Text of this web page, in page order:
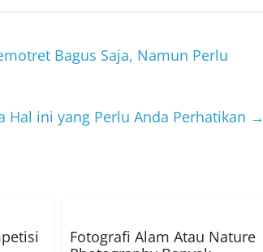
Bagus Saja, Namun Perlu
Hal ini yang Perlu Anda Perhatikan →
Fotografi Alam Atau Nature